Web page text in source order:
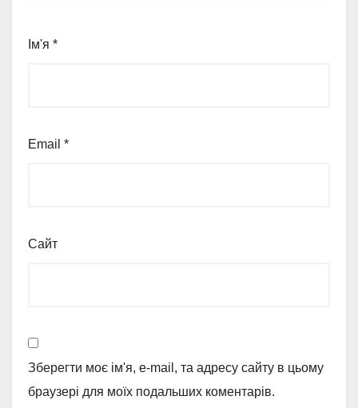
Ім'я *
Email *
Сайт
Зберегти моє ім'я, e-mail, та адресу сайту в цьому
браузері для моїх подальших коментарів.